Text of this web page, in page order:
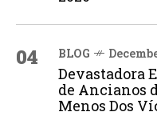
04 BLOG
Devastadora
de Ancianos
Menos Dos